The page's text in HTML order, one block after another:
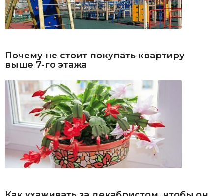
Почему не стоит покупать квартиру
выше 7-го этажа